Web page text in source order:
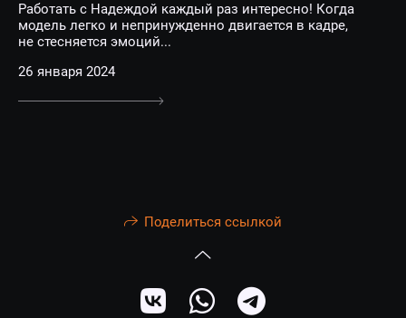
Работать с Надеждой каждый раз интересно! Когда
модель легко и непринужденно двигается в кадре,
не стесняется эмоций...
26 января 2024
Поделиться ссылкой